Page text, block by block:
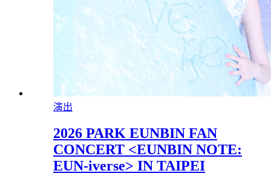
演出
2026 PARK EUNBIN FAN
CONCERT <EUNBIN NOTE:
EUN-iverse> IN TAIPEI